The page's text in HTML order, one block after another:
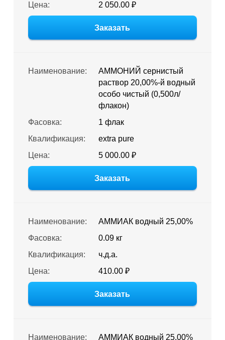
Цена:
2 050.00 ₽
Заказать
Наименование:
АММОНИЙ сернистый
раствор 20,00%-й водный
особо чистый (0,500л/
флакон)
Фасовка:
1 флак
Квалификация:
extra pure
Цена:
5 000.00 ₽
Заказать
Наименование:
АММИАК водный 25,00%
Фасовка:
0.09 кг
Квалификация:
ч.д.а.
Цена:
410.00 ₽
Заказать
Наименование: АММИАК водный 25,00%